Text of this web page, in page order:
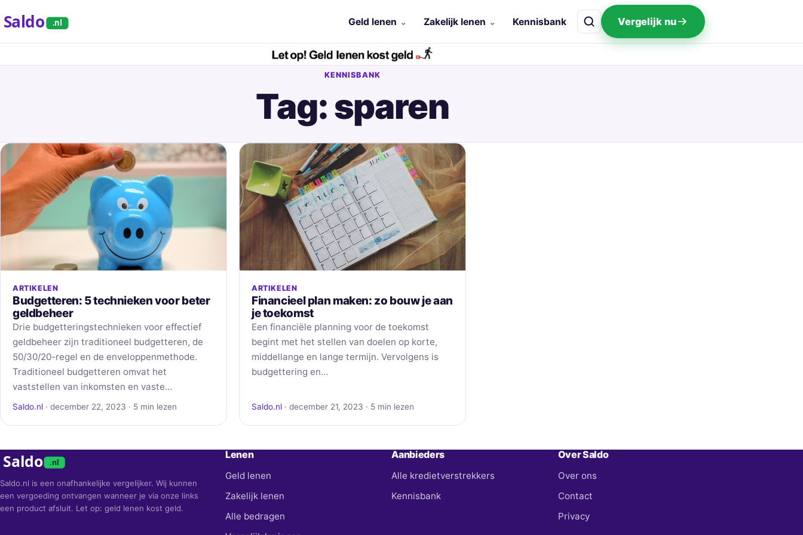
Saldo .nl Geld lenen Zakelijk lenen Kennisbank Vergelijk nu
KENNISBANK
Tag: sparen
ARTIKELEN
Budgetteren: 5 technieken voor beter
geldbeheer
Drie budgetteringstechnieken voor effectief
geldbeheer zijn traditioneel budgetteren, de
50/30/20-regel en de enveloppenmethode.
Traditioneel budgetteren omvat het
vaststellen van inkomsten en vaste…
Saldo.nl · december 22, 2023 · 5 min lezen
ARTIKELEN
Financieel plan maken: zo bouw je aan
je toekomst
Een financiële planning voor de toekomst
begint met het stellen van doelen op korte,
middellange en lange termijn. Vervolgens is
budgettering en…
Saldo.nl · december 21, 2023 · 5 min lezen
Saldo .nl
Saldo.nl is een onafhankelijke vergelijker. Wij kunnen
een vergoeding ontvangen wanneer je via onze links
een product afsluit. Let op: geld lenen kost geld.
Lenen
Geld lenen
Zakelijk lenen
Alle bedragen
Aanbieders
Alle kredietverstrekkers
Kennisbank
Over Saldo
Over ons
Contact
Privacy